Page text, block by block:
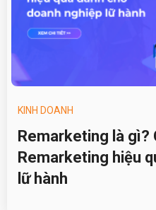
KINH DOANH
Remarketing là gì?
Remarketing hiệu
lữ hành